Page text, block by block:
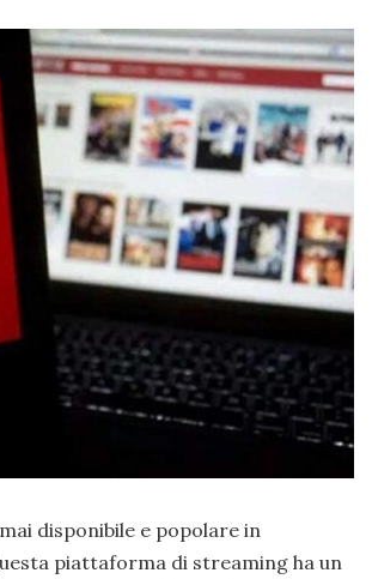
disponibile e popolare in
piattaforma di streaming ha un